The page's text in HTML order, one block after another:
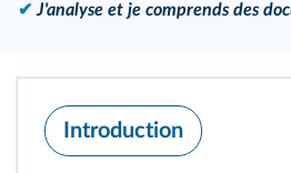
✔ J'analyse et je comprends des
Introduction